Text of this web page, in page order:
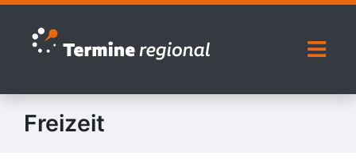
Zur Navigation springen
Zum Inhalt springen
Freizeit